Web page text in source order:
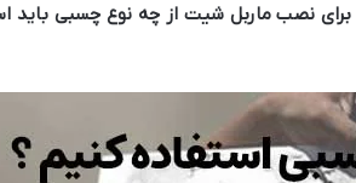
برای نصب ماربل شیت از چه نوع چسبی باید